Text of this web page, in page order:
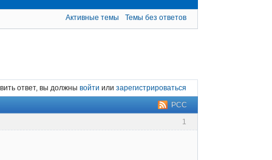
Активные темы Темы без ответов
ответ, вы должны войти или зарегистрироваться
РСС
1